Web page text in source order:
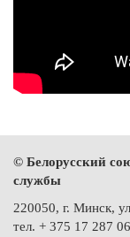
© Белорусский
службы
220050, г. Минск,
тел. + 375 17 287